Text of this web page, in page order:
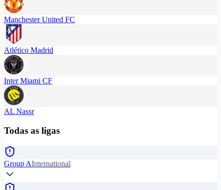
Manchester United FC
Atlético Madrid
Inter Miami CF
AL Nassr
Todas as ligas
Group AInternational